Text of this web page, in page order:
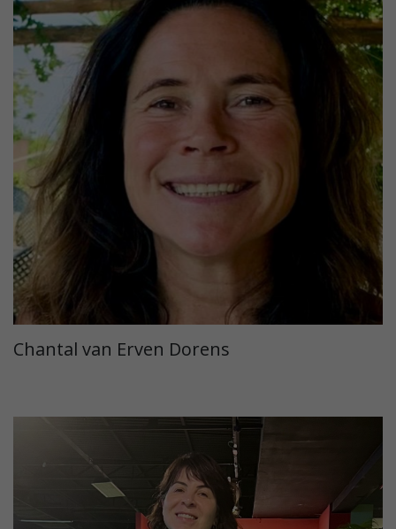
Chantal van Erven Dorens